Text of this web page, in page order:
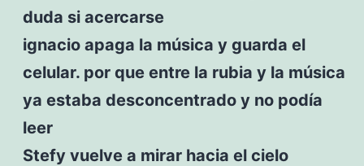
duda si acercarse
ignacio apaga la música y guarda el
celular. por que entre la rubia y la música
ya estaba desconcentrado y no podía
leer
Stefy vuelve a mirar hacia el cielo